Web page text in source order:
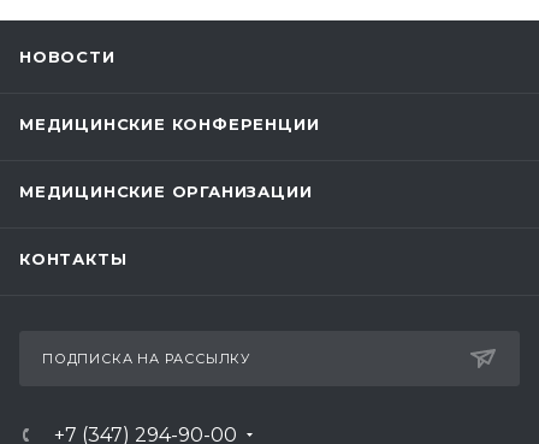
НОВОСТИ
МЕДИЦИНСКИЕ КОНФЕРЕНЦИИ
МЕДИЦИНСКИЕ ОРГАНИЗАЦИИ
КОНТАКТЫ
ПОДПИСКА НА РАССЫЛКУ
+7 (347) 294-90-00